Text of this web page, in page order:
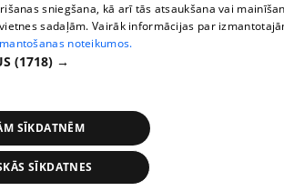
e-pasts -
1188 play
sniegšana, kā arī tās atsaukšana vai
sadaļām. Vairāk informācijas par
noteikumos.
(1718) →
SĪKDATNĒM
SĪKDATNES